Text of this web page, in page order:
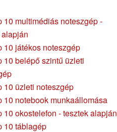
10 multimédiás noteszgép -
10 játékos noteszgép
10 belépő szintű üzleti
10 üzleti noteszgép
10 notebook munkaállomása
10 okostelefon - tesztek alapján
10 táblagép